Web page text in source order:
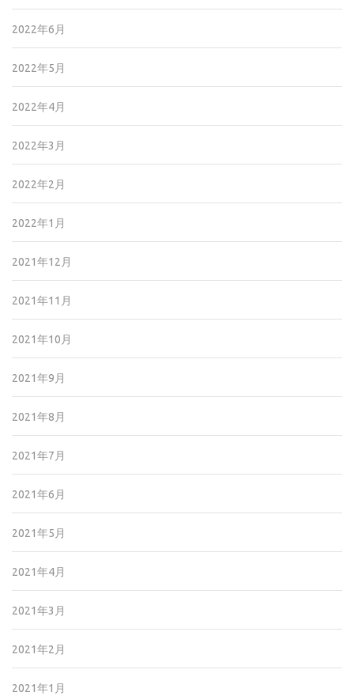
2022年6月
2022年5月
2022年4月
2022年3月
2022年2月
2022年1月
2021年12月
2021年11月
2021年10月
2021年9月
2021年8月
2021年7月
2021年6月
2021年5月
2021年4月
2021年3月
2021年2月
2021年1月